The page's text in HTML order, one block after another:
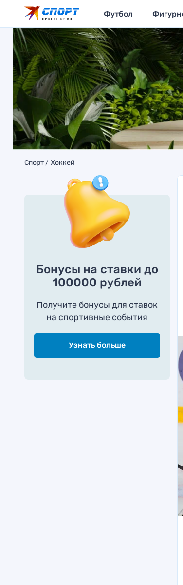
Футбол
Спорт Хоккей
Бонусы на ставки до
100000 рублей
Получите бонусы для ставок
на спортивные события
Узнать больше